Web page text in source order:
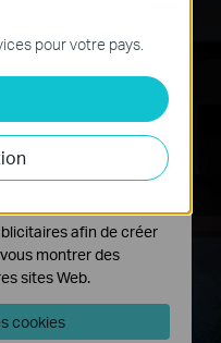
pour votre pays.
fonctionnement du
dans vos
d'analyser vos
et ajuster les
définis via notre
afin de créer
montrer des
sites Web.
cookies